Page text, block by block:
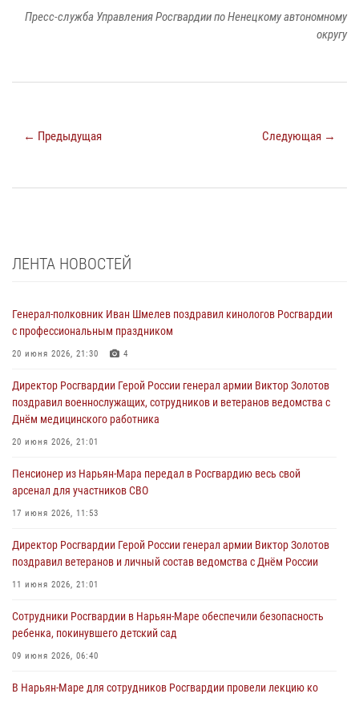
Пресс-служба Управления Росгвардии по Ненецкому автономному
округу
← Предыдущая Следующая →
ЛЕНТА НОВОСТЕЙ
Генерал-полковник Иван Шмелев поздравил кинологов Росгвардии
с профессиональным праздником
20 июня 2026, 21:30 4
Директор Росгвардии Герой России генерал армии Виктор Золотов
поздравил военнослужащих, сотрудников и ветеранов ведомства с
Днём медицинского работника
20 июня 2026, 21:01
Пенсионер из Нарьян-Мара передал в Росгвардию весь свой
арсенал для участников СВО
17 июня 2026, 11:53
Директор Росгвардии Герой России генерал армии Виктор Золотов
поздравил ветеранов и личный состав ведомства с Днём России
11 июня 2026, 21:01
Сотрудники Росгвардии в Нарьян-Маре обеспечили безопасность
ребенка, покинувшего детский сад
09 июня 2026, 06:40
В Нарьян-Маре для сотрудников Росгвардии провели лекцию ко